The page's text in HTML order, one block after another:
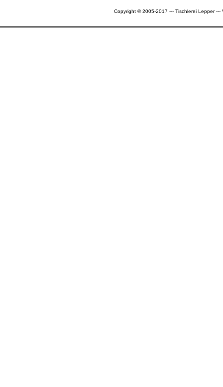
Copyright © 2005-2017 --- Tischlerei Lepper